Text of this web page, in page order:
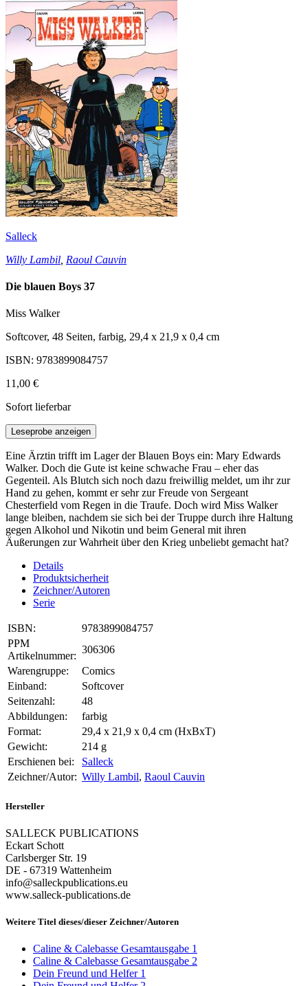
Salleck
Willy Lambil Raoul Cauvin
Die blauen Boys 37
Miss Walker
Softcover, 48 Seiten, farbig, 29,4 x 21,9 x 0,4 cm
ISBN: 9783899084757
11,00 €
Sofort lieferbar
Leseprobe anzeigen
Eine Ärztin trifft im Lager der Blauen Boys ein: Mary Edwards
Walker. Doch die Gute ist keine schwache Frau – eher das
Gegenteil. Als Blutch sich noch dazu freiwillig meldet, um ihr zur
Hand zu gehen, kommt er sehr zur Freude von Sergeant
Chesterfield vom Regen in die Traufe. Doch wird Miss Walker
lange bleiben, nachdem sie sich bei der Truppe durch ihre Haltung
gegen Alkohol und Nikotin und beim General mit ihren
Äußerungen zur Wahrheit über den Krieg unbeliebt gemacht hat?
Details
Produktsicherheit
Zeichner/Autoren
Serie
ISBN:
9783899084757
PPM
Artikelnummer:
306306
Warengruppe:
Comics
Einband:
Softcover
Seitenzahl:
48
Abbildungen:
farbig
Format:
29,4 x 21,9 x 0,4 cm (HxBxT)
Gewicht:
214 g
Erschienen bei:
Salleck
Zeichner/Autor: Willy Lambil, Raoul Cauvin
Hersteller
SALLECK PUBLICATIONS
Eckart Schott
Carlsberger Str. 19
DE - 67319 Wattenheim
info@salleckpublications.eu
www.salleck-publications.de
Weitere Titel dieses/dieser Zeichner/Autoren
Caline & Calebasse Gesamtausgabe 1
Caline & Calebasse Gesamtausgabe 2
Dein Freund und Helfer 1